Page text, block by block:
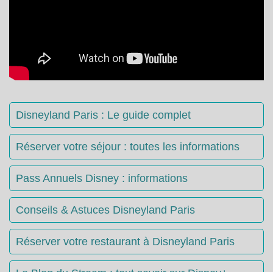
Disneyland Paris : Le guide complet
Réserver votre séjour : toutes les informations
Pass Annuels Disney : informations
Conseils & Astuces Disneyland Paris
Réserver votre restaurant à Disneyland Paris